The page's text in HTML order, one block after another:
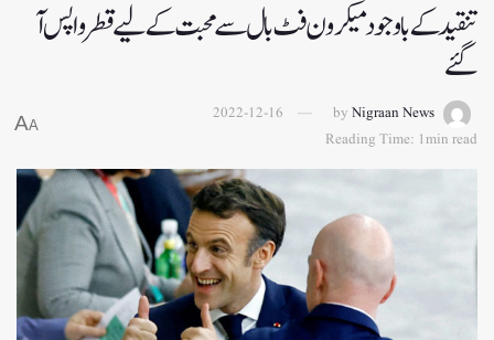
تنقید کے باوجود میکرون فٹ بال سے محبت کے لیے قطر واپس آ
گئے
by Nigraan News
2022-12-16
Reading Time: 1min read
A
A